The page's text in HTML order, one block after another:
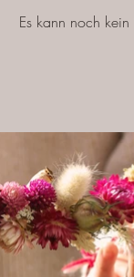
Es kann noch